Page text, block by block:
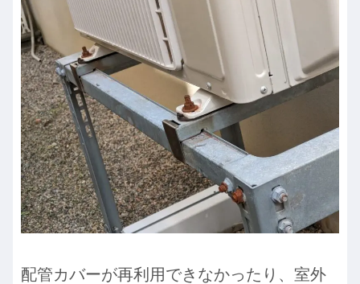
配管カバーが再利用できなかったり、室外